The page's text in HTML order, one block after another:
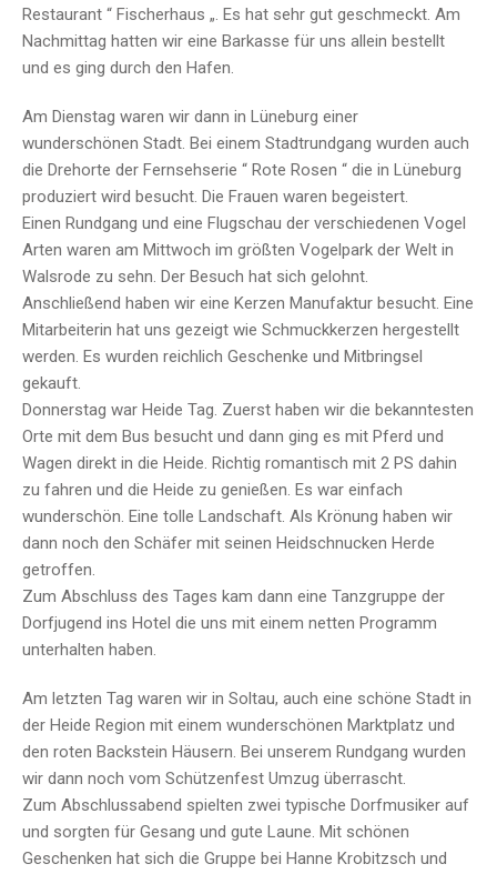
Restaurant “ Fischerhaus „. Es hat sehr gut geschmeckt. Am
Nachmittag hatten wir eine Barkasse für uns allein bestellt
und es ging durch den Hafen.
Am Dienstag waren wir dann in Lüneburg einer
wunderschönen Stadt. Bei einem Stadtrundgang wurden auch
die Drehorte der Fernsehserie “ Rote Rosen “ die in Lüneburg
produziert wird besucht. Die Frauen waren begeistert.
Einen Rundgang und eine Flugschau der verschiedenen Vogel
Arten waren am Mittwoch im größten Vogelpark der Welt in
Walsrode zu sehn. Der Besuch hat sich gelohnt.
Anschließend haben wir eine Kerzen Manufaktur besucht. Eine
Mitarbeiterin hat uns gezeigt wie Schmuckkerzen hergestellt
werden. Es wurden reichlich Geschenke und Mitbringsel
gekauft.
Donnerstag war Heide Tag. Zuerst haben wir die bekanntesten
Orte mit dem Bus besucht und dann ging es mit Pferd und
Wagen direkt in die Heide. Richtig romantisch mit 2 PS dahin
zu fahren und die Heide zu genießen. Es war einfach
wunderschön. Eine tolle Landschaft. Als Krönung haben wir
dann noch den Schäfer mit seinen Heidschnucken Herde
getroffen.
Zum Abschluss des Tages kam dann eine Tanzgruppe der
Dorfjugend ins Hotel die uns mit einem netten Programm
unterhalten haben.
Am letzten Tag waren wir in Soltau, auch eine schöne Stadt in
der Heide Region mit einem wunderschönen Marktplatz und
den roten Backstein Häusern. Bei unserem Rundgang wurden
wir dann noch vom Schützenfest Umzug überrascht.
Zum Abschlussabend spielten zwei typische Dorfmusiker auf
und sorgten für Gesang und gute Laune. Mit schönen
Geschenken hat sich die Gruppe bei Hanne Krobitzsch und